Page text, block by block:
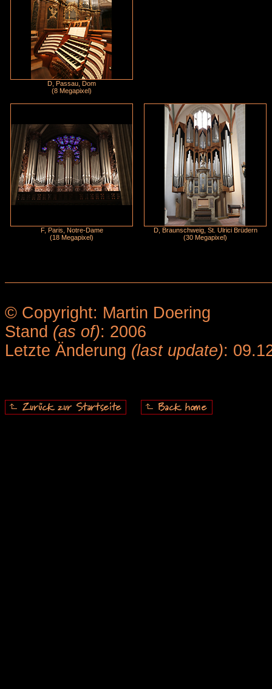
D, Passau, Dom
(8 Megapixel)
F, Paris, Notre-Dame
(18 Megapixel)
D, Braunschweig, St. Ulrici Brüdern
(30 Megapixel)
© Copyright: Martin Doering
Stand (as of): 2006
Letzte Änderung (last update):